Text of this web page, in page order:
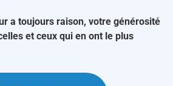
a toujours raison, votre générosité
et ceux qui en ont le plus